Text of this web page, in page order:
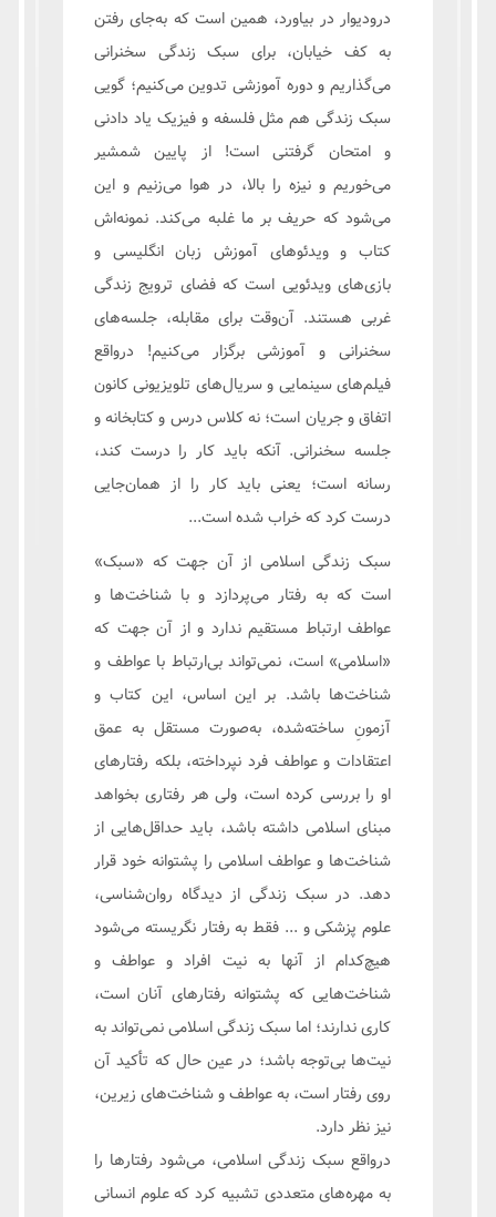
درودیوار در بیاورد، همین است که به‌جای رفتن
به کف خیابان، برای سبک زندگی سخنرانی
می‌گذاریم و دوره آموزشی تدوین می‌کنیم؛ گویی
سبک زندگی هم مثل فلسفه و فیزیک یاد دادنی
و امتحان گرفتنی است! از پایین شمشیر
می‌خوریم و نیزه را بالا، در هوا می‌زنیم و این
می‌شود که حریف بر ما غلبه می‌کند. نمونه‌اش
کتاب و ویدئوهای آموزش زبان انگلیسی و
بازی‌های ویدئویی است که فضای ترویج زندگی
غربی هستند. آن‌وقت برای مقابله، جلسه‌های
سخنرانی و آموزشی برگزار می‌کنیم! درواقع
فیلم‌های سینمایی و سریال‌های تلویزیونی کانون
اتفاق و جریان است؛ نه کلاس درس و کتابخانه و
جلسه سخنرانی. آنکه باید کار را درست کند،
رسانه است؛ یعنی باید کار را از همان‌جایی
درست کرد که خراب شده است...
سبک زندگی اسلامی از آن جهت که «سبک»
است که به رفتار می‌پردازد و با شناخت‌ها و
عواطف ارتباط مستقیم ندارد و از آن جهت که
«اسلامی» است، نمی‌تواند بی‌ارتباط با عواطف و
شناخت‌ها باشد. بر این اساس، این کتاب و
آزمونِ ساخته‌شده، به‌صورت مستقل به عمق
اعتقادات و عواطف فرد نپرداخته، بلکه رفتارهای
او را بررسی کرده است، ولی هر رفتاری بخواهد
مبنای اسلامی داشته باشد، باید حداقل‌هایی از
شناخت‌ها و عواطف اسلامی را پشتوانه خود قرار
دهد. در سبک زندگی از دیدگاه روان‌شناسی،
علوم پزشکی و ... فقط به رفتار نگریسته می‌شود
هیچ‌کدام از آنها به نیت افراد و عواطف و
شناخت‌هایی که پشتوانه رفتارهای آنان است،
کاری ندارند؛ اما سبک زندگی اسلامی نمی‌تواند به
نیت‌ها بی‌توجه باشد؛ در عین حال که تأکید آن
روی رفتار است، به عواطف و شناخت‌های زیرین،
نیز نظر دارد.
درواقع سبک زندگی اسلامی، می‌شود رفتارها را
به مهره‌های متعددی تشبیه کرد که علوم انسانی